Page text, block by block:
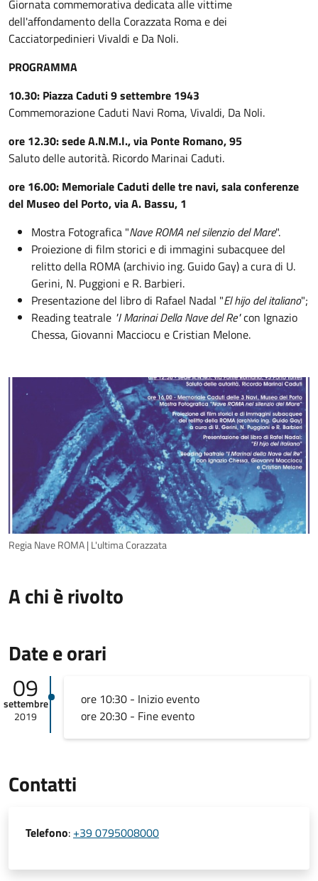
Giornata commemorativa dedicata alle vittime
dell'affondamento della Corazzata Roma e dei
Cacciatorpedinieri Vivaldi e Da Noli.
PROGRAMMA
10.30: Piazza Caduti 9 settembre 1943
Commemorazione Caduti Navi Roma, Vivaldi, Da Noli.
ore 12.30: sede A.N.M.I., via Ponte Romano, 95
Saluto delle autorità. Ricordo Marinai Caduti.
ore 16.00: Memoriale Caduti delle tre navi, sala conferenze
del Museo del Porto, via A. Bassu, 1
Mostra Fotografica "Nave ROMA nel silenzio del Mare".
Proiezione di film storici e di immagini subacquee del
relitto della ROMA (archivio ing. Guido Gay) a cura di U.
Gerini, N. Puggioni e R. Barbieri.
Presentazione del libro di Rafael Nadal "El hijo del italiano";
Reading teatrale "I Marinai Della Nave del Re"con Ignazio
Chessa, Giovanni Macciocu e Cristian Melone.
Regia Nave ROMA | L'ultima Corazzata
A chi è rivolto
Date e orari
09
settembre
2019
ore 10:30 - Inizio evento
ore 20:30 - Fine evento
Contatti
Telefono: +39 0795008000